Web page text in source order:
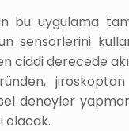
bu uygulama
sensörlerini
ciddi derecede
deneyler
olacak.